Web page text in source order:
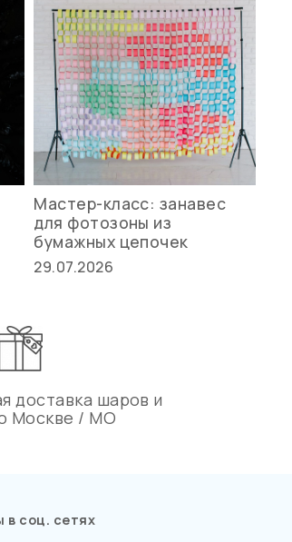
Мастер-класс: занавес
для фотозоны из
бумажных цепочек
29.07.2026
доставка шаров и
Москве / МО
в соц. сетях